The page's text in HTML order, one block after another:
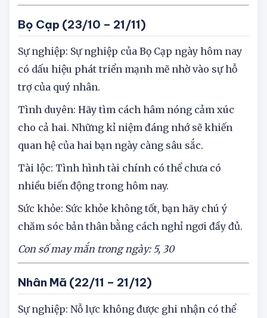
Con số may mắn trong ngày: 4, 33
Bọ Cạp (23/10 – 21/11)
Sự nghiệp: Sự nghiệp của Bọ Cạp ngày hôm nay
có dấu hiệu phát triển mạnh mẽ nhờ vào sự hỗ
trợ của quý nhân.
Tình duyên: Hãy tìm cách hâm nóng cảm xúc
cho cả hai. Những kỉ niệm đáng nhớ sẽ khiến
quan hệ của hai bạn ngày càng sâu sắc.
Tài lộc: Tình hình tài chính có thể chưa có
nhiều biến động trong hôm nay.
Sức khỏe: Sức khỏe không tốt, bạn hãy chú ý
chăm sóc bản thân bằng cách nghỉ ngơi đầy đủ.
Con số may mắn trong ngày: 5, 30
Nhân Mã (22/11 – 21/12)